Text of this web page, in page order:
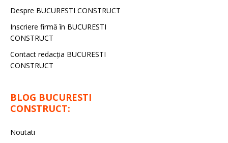
Despre BUCURESTI CONSTRUCT
Inscriere firmă în BUCURESTI
CONSTRUCT
Contact redacţia BUCURESTI
CONSTRUCT
BLOG BUCURESTI
CONSTRUCT:
Noutati